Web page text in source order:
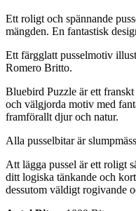
Ett roligt och spännande
mängden. En fantastisk
Ett färgglatt pusselmotiv
Romero Britto.
Bluebird Puzzle är ett
och välgjorda motiv med
framförallt djur och natur.
Alla pusselbitar är
Att lägga pussel är ett roligt
ditt logiska tänkande och
dessutom väldigt rogivande